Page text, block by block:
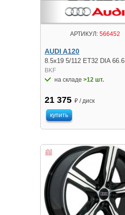
АРТИКУЛ:566452
AUDI A120
8.5x19 5/112 ET32 DIA 66.6
BKF
на складе >12 шт.
21 375 ₽ / диск
купить